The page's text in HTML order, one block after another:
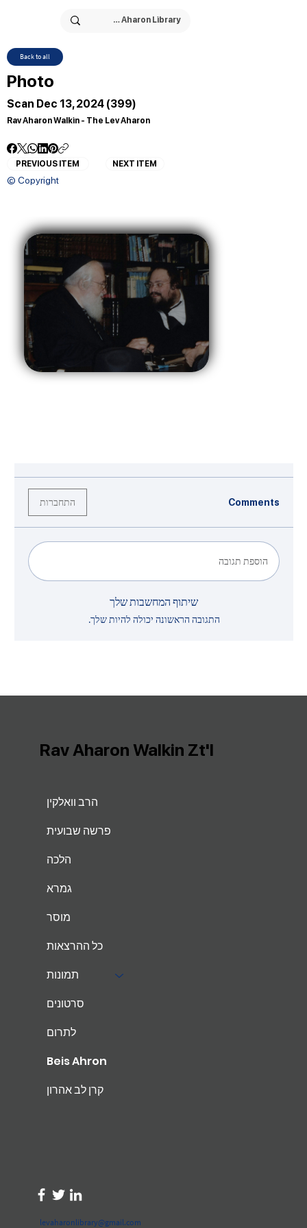
Back to all
Photo
Scan Dec 13, 2024 (399)
Rav Aharon Walkin - The Lev Aharon
PREVIOUS ITEM NEXT ITEM
© Copyright
Comments התחברות
הוספת תגובה
שיתוף המחשבות שלך
התגובה הראשונה יכולה להיות שלך.
הרב וואלקין
פרשה שבועית
הלכה
גמרא
מוסר
כל ההרצאות
תמונות
סרטונים
לתרום
Beis Ahron
קרן לב אהרון
levaharonlibrary@gmail.com
Rav Aharon Walkin Zt'l